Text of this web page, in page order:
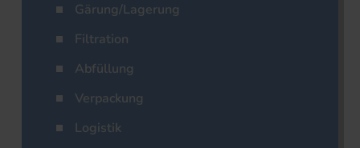
Gärung/Lagerung
Filtration
Abfüllung
Verpackung
Logistik